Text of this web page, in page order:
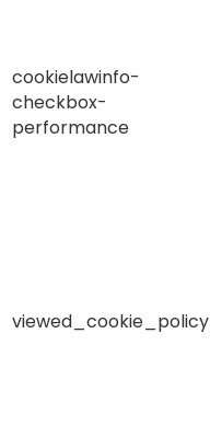
cookielawinfo-
checkbox-
performance
viewed_cookie_policy